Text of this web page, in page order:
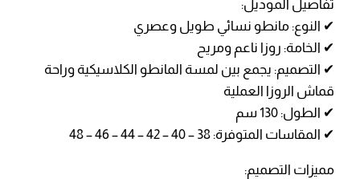
تفاصيل الموديل:
✔ النوع: مانطو نسائي طويل وعصري
✔ الخامة: روزا ناعم ومريح
✔ التصميم: يجمع بين لمسة المانطو الكلاسيكية وراحة
قماش الروزا العملية
✔ الطول: 130 سم
✔ المقاسات المتوفرة: 38 – 40 – 42 – 44 – 46 – 48
مميزات التصميم: